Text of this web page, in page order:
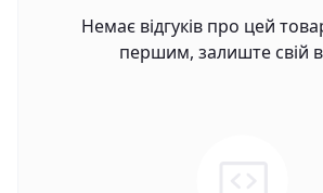
Немає відгуків про цей
першим, залиште свій